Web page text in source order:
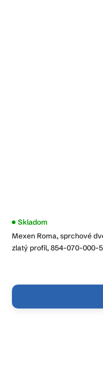
Mexen Roma, sprchové
zlatý profil, 854-070-000-
Skladom